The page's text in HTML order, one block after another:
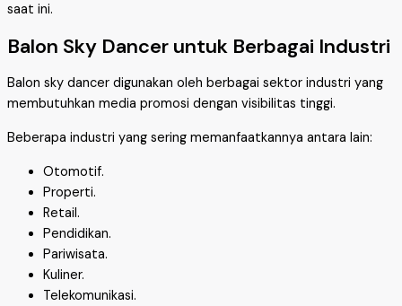
saat ini.
Balon Sky Dancer untuk Berbagai Industri
Balon sky dancer digunakan oleh berbagai sektor industri yang
membutuhkan media promosi dengan visibilitas tinggi.
Beberapa industri yang sering memanfaatkannya antara lain:
Otomotif.
Properti.
Retail.
Pendidikan.
Pariwisata.
Kuliner.
Telekomunikasi.